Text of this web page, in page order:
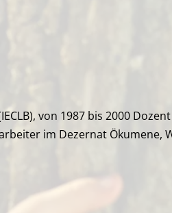
von 1987 bis 2000
im Dezernat Ökumene,